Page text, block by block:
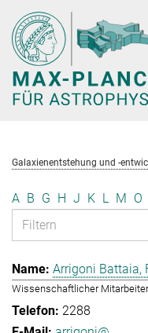
Hauptinhalt
Galaxienentstehung und -
A B G H J K L M O
Arrigoni Battaia,
Wissenschaftlicher Mitarbeiter
2288